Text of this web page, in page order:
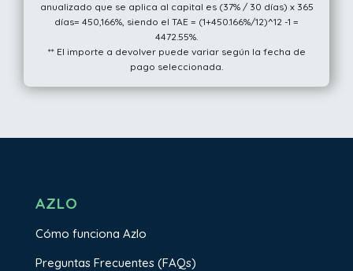
anualizado que se aplica al capital es (37% / 30 días) x 365
días= 450,166%, siendo el TAE = (1+450.166%/12)^12 -1 =
4472.55%.
** El importe a devolver puede variar según la fecha de
pago seleccionada.
AZLO
Cómo funciona Azlo
Preguntas Frecuentes (FAQs)